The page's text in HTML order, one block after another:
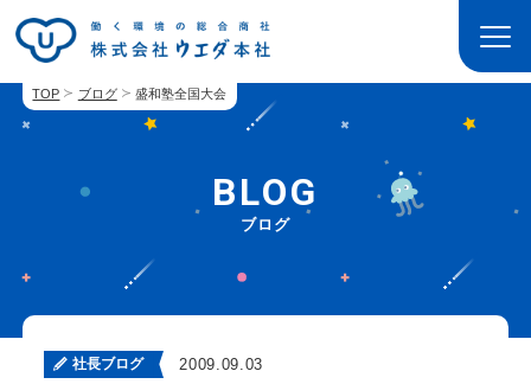
TOP ブログ 盛和塾全国大会
BLOG
ブログ
社長ブログ 2009.09.03